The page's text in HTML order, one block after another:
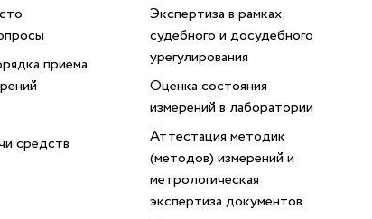
приема
средств
Экспертиза в рамках
судебного и досудебного
урегулирования
Оценка состояния
измерений в лаборатории
Аттестация методик
(методов) измерений и
метрологическая
экспертиза документов